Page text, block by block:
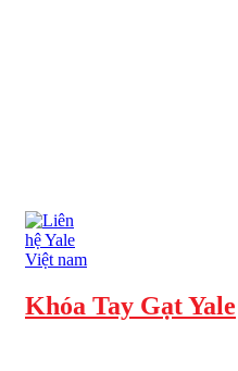
Khóa Tay Gạt Yale